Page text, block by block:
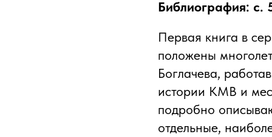
Библиография: с.
Первая книга в
положены
Боглачева,
истории КМВ и
подробно
отдельные,